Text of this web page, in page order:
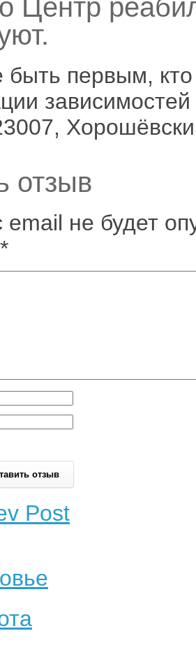
Центр
первым,
отзыв
не будет
*
Post